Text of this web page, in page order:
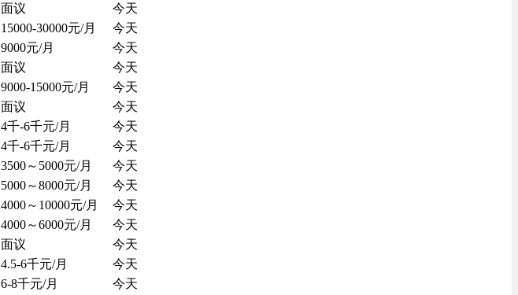
面议
今天
15000-30000元/月
今天
9000元/月
今天
面议
今天
9000-15000元/月
今天
面议
今天
4千-6千元/月
今天
4千-6千元/月
今天
3500～5000元/月
今天
5000～8000元/月
今天
4000～10000元/月
今天
4000～6000元/月
今天
面议
今天
4.5-6千元/月
今天
6-8千元/月 今天